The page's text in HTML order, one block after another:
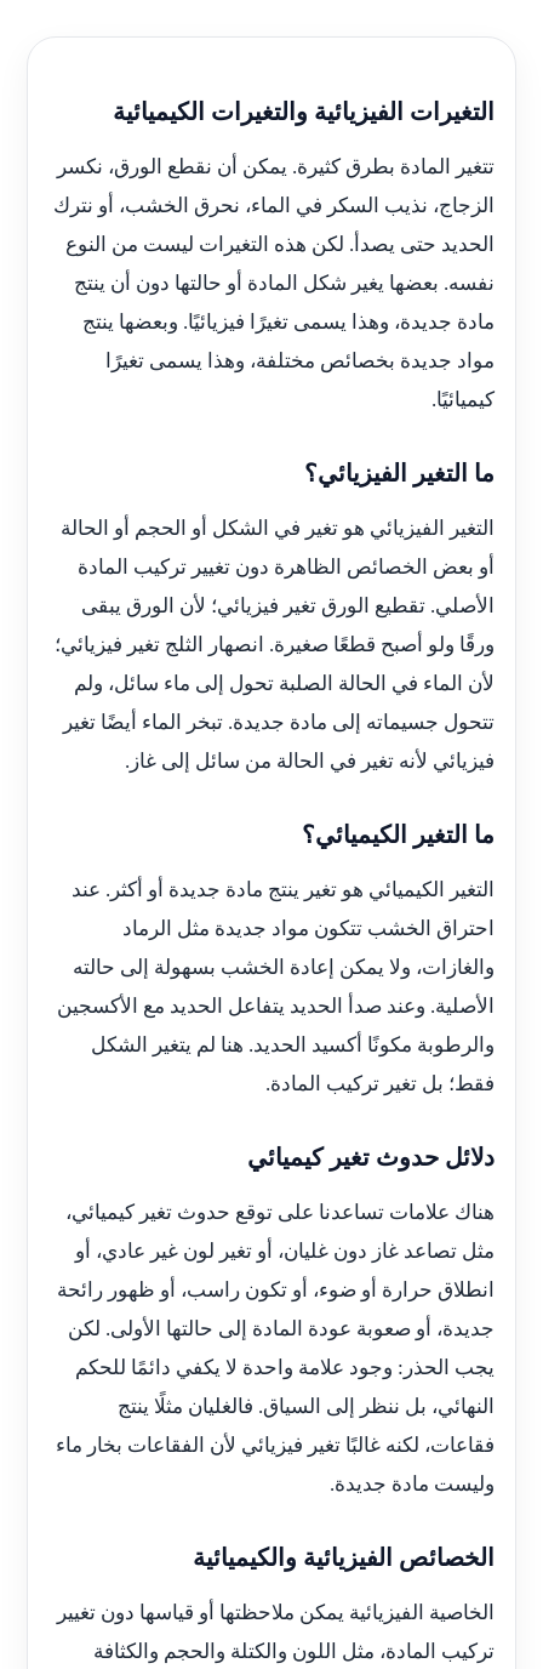
التغيرات الفيزيائية والتغيرات الكيميائية
تتغير المادة بطرق كثيرة. يمكن أن نقطع الورق، نكسر
الزجاج، نذيب السكر في الماء، نحرق الخشب، أو نترك
الحديد حتى يصدأ. لكن هذه التغيرات ليست من النوع
نفسه. بعضها يغير شكل المادة أو حالتها دون أن ينتج
مادة جديدة، وهذا يسمى تغيرًا فيزيائيًا. وبعضها ينتج
مواد جديدة بخصائص مختلفة، وهذا يسمى تغيرًا
كيميائيًا.
ما التغير الفيزيائي؟
التغير الفيزيائي هو تغير في الشكل أو الحجم أو الحالة
أو بعض الخصائص الظاهرة دون تغيير تركيب المادة
الأصلي. تقطيع الورق تغير فيزيائي؛ لأن الورق يبقى
ورقًا ولو أصبح قطعًا صغيرة. انصهار الثلج تغير فيزيائي؛
لأن الماء في الحالة الصلبة تحول إلى ماء سائل، ولم
تتحول جسيماته إلى مادة جديدة. تبخر الماء أيضًا تغير
فيزيائي لأنه تغير في الحالة من سائل إلى غاز.
ما التغير الكيميائي؟
التغير الكيميائي هو تغير ينتج مادة جديدة أو أكثر. عند
احتراق الخشب تتكون مواد جديدة مثل الرماد
والغازات، ولا يمكن إعادة الخشب بسهولة إلى حالته
الأصلية. وعند صدأ الحديد يتفاعل الحديد مع الأكسجين
والرطوبة مكونًا أكسيد الحديد. هنا لم يتغير الشكل
فقط؛ بل تغير تركيب المادة.
دلائل حدوث تغير كيميائي
هناك علامات تساعدنا على توقع حدوث تغير كيميائي،
مثل تصاعد غاز دون غليان، أو تغير لون غير عادي، أو
انطلاق حرارة أو ضوء، أو تكون راسب، أو ظهور رائحة
جديدة، أو صعوبة عودة المادة إلى حالتها الأولى. لكن
يجب الحذر: وجود علامة واحدة لا يكفي دائمًا للحكم
النهائي، بل ننظر إلى السياق. فالغليان مثلًا ينتج
فقاعات، لكنه غالبًا تغير فيزيائي لأن الفقاعات بخار ماء
وليست مادة جديدة.
الخصائص الفيزيائية والكيميائية
الخاصية الفيزيائية يمكن ملاحظتها أو قياسها دون تغيير
تركيب المادة، مثل اللون والكتلة والحجم والكثافة